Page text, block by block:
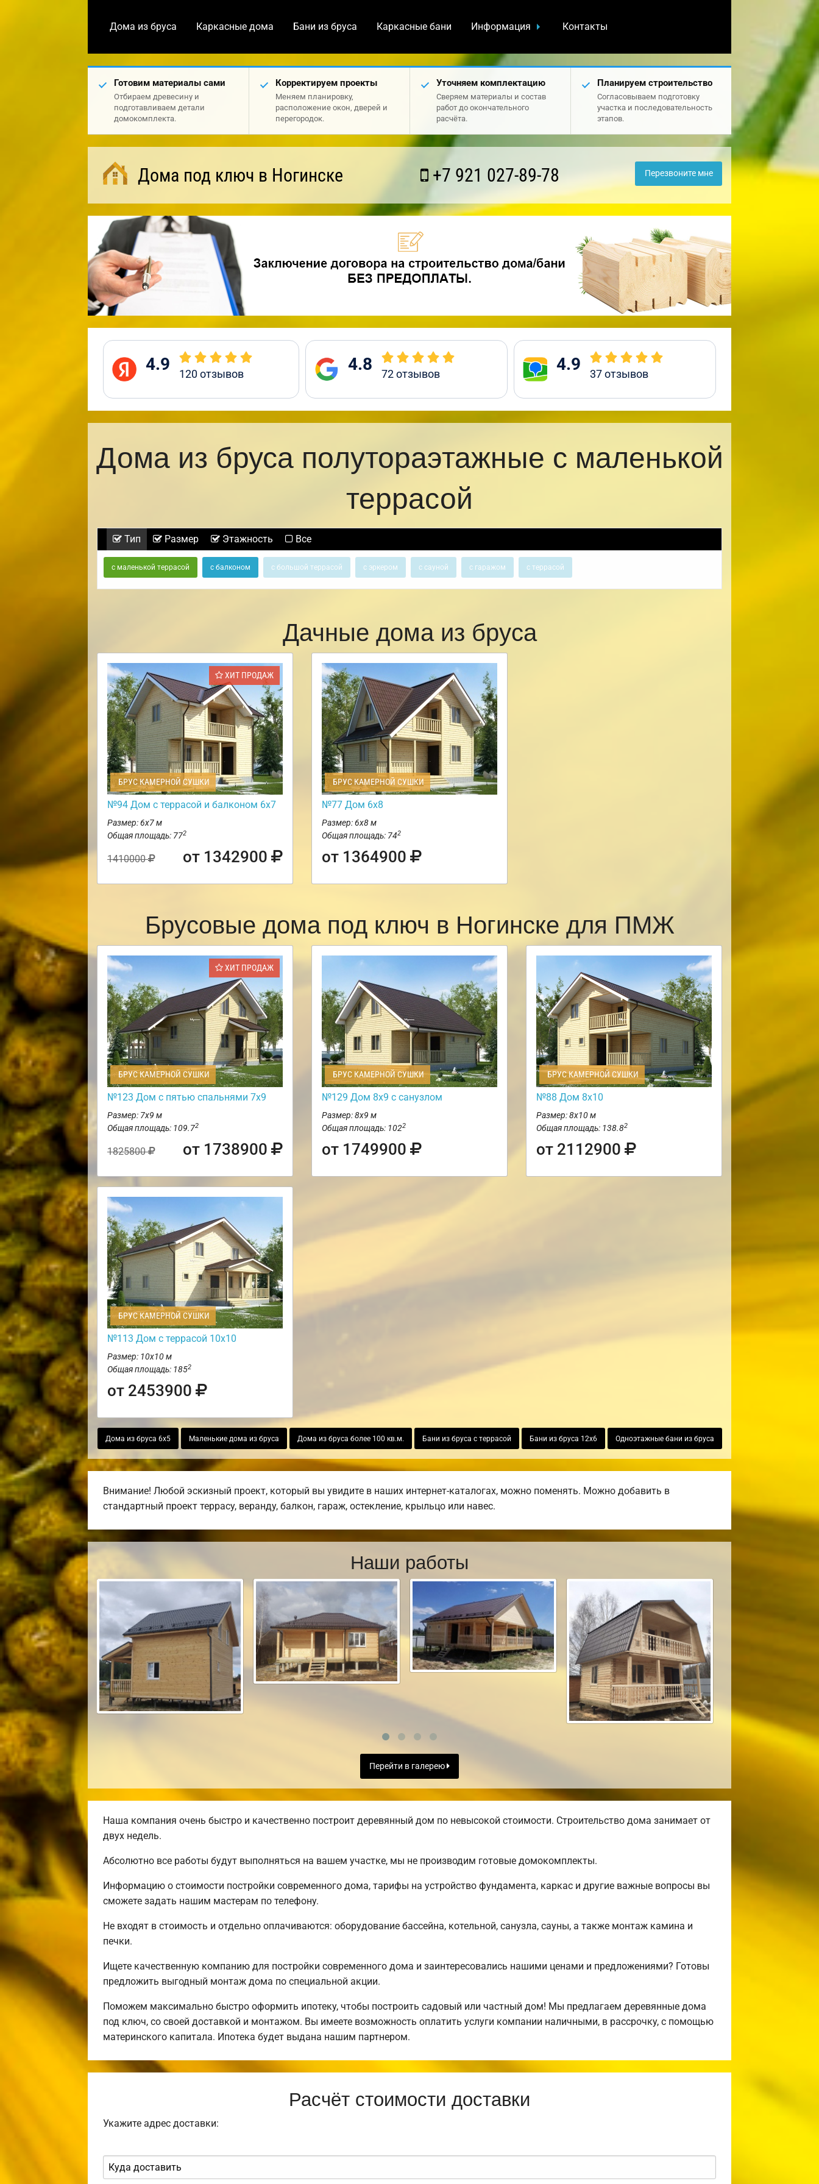
Дома из бруса Каркасные дома Бани из бруса Каркасные бани Информация Контакты
Готовим материалы сами
Отбираем древесину и
подготавливаем детали
домокомплекта.
Корректируем проекты
Меняем планировку,
расположение окон, дверей и
перегородок.
Уточняем комплектацию
Сверяем материалы и состав
работ до окончательного
расчёта.
Планируем строительство
Согласовываем подготовку
участка и последовательность
этапов.
Дома под ключ в Ногинске +7 921 027-89-78 Перезвоните мне
4.9 120отзывов 4.8 72отзывов 4.9 37отзывов
Дома из бруса полутораэтажные с маленькой
террасой
Тип Размер Этажность Все
с маленькой террасой с балконом с большой террасой с эркером с сауной с гаражом с террасой
Дачные дома из бруса
ХИТ ПРОДАЖ
БРУС КАМЕРНОЙ СУШКИ
№94 Дом с террасой и балконом 6х7
Размер: 6х7 м
Общая площадь: 772
1410000 от 1342900
БРУС КАМЕРНОЙ СУШКИ
№77 Дом 6х8
Размер: 6х8 м
Общая площадь: 742
от 1364900
Брусовые дома под ключ в Ногинске для ПМЖ
ХИТ ПРОДАЖ
БРУС КАМЕРНОЙ СУШКИ
№123 Дом с пятью спальнями 7х9
Размер: 7х9 м
Общая площадь: 109.72
1825800 от 1738900
БРУС КАМЕРНОЙ СУШКИ
№129 Дом 8х9 с санузлом
Размер: 8х9 м
Общая площадь: 1022
от 1749900
БРУС КАМЕРНОЙ СУШКИ
№88 Дом 8х10
Размер: 8х10 м
Общая площадь: 138.82
от 2112900
БРУС КАМЕРНОЙ СУШКИ
№113 Дом с террасой 10х10
Размер: 10х10 м
Общая площадь: 1852
от 2453900
Дома из бруса 6х5 Маленькие дома из бруса Дома из бруса более 100 кв.м. Бани из бруса с террасой Бани из бруса 12х6 Одноэтажные бани из бруса
Внимание! Любой эскизный проект, который вы увидите в наших интернет-каталогах, можно поменять. Можно добавить в
стандартный проект террасу, веранду, балкон, гараж, остекление, крыльцо или навес.
Наши работы
Перейти в галерею
Наша компания очень быстро и качественно построит деревянный дом по невысокой стоимости. Строительство дома занимает от
двух недель.
Абсолютно все работы будут выполняться на вашем участке, мы не производим готовые домокомплекты.
Информацию о стоимости постройки современного дома, тарифы на устройство фундамента, каркас и другие важные вопросы вы
сможете задать нашим мастерам по телефону.
Не входят в стоимость и отдельно оплачиваются: оборудование бассейна, котельной, санузла, сауны, а также монтаж камина и
печки.
Ищете качественную компанию для постройки современного дома и заинтересовались нашими ценами и предложениями? Готовы
предложить выгодный монтаж дома по специальной акции.
Поможем максимально быстро оформить ипотеку, чтобы построить садовый или частный дом! Мы предлагаем деревянные дома
под ключ, со своей доставкой и монтажом. Вы имеете возможность оплатить услуги компании наличными, в рассрочку, с помощью
материнского капитала. Ипотека будет выдана нашим партнером.
Расчёт стоимости доставки
Укажите адрес доставки: